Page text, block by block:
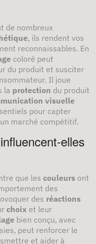
de nombreux
, ils rendent vos
reconnaissables. En
coloré peut
du produit et susciter
Il joue
la protection du produit
visuelle
pour capter
marché compétitif.
elles
que les couleurs ont
des
des réactions
choix et leur
bien conçu, avec
peut renforcer le
et aider à